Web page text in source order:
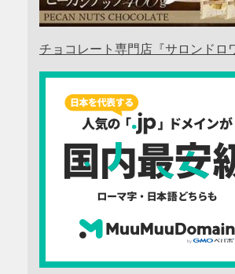
チョコレート専門店『サロンドロ